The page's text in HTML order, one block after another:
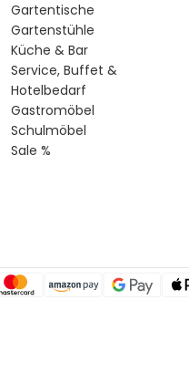
Gartentische
Gartenstühle
Küche & Bar
Service, Buffet &
Hotelbedarf
Gastromöbel
Schulmöbel
Sale %